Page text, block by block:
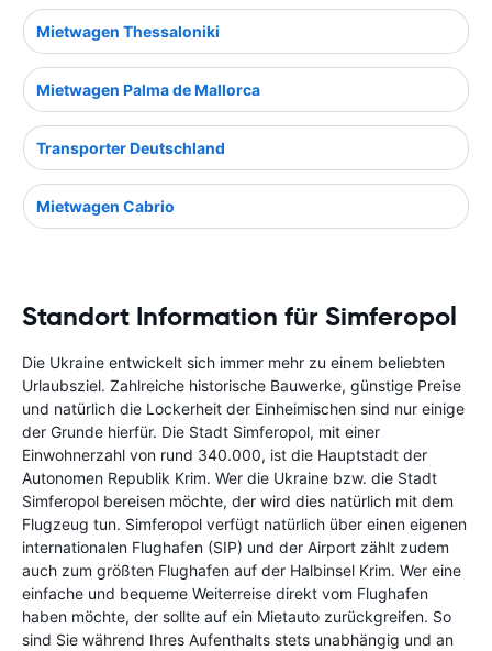
Mietwagen Thessaloniki
Mietwagen Palma de Mallorca
Transporter Deutschland
Mietwagen Cabrio
Standort Information für Simferopol
Die Ukraine entwickelt sich immer mehr zu einem beliebten
Urlaubsziel. Zahlreiche historische Bauwerke, günstige Preise
und natürlich die Lockerheit der Einheimischen sind nur einige
der Grunde hierfür. Die Stadt Simferopol, mit einer
Einwohnerzahl von rund 340.000, ist die Hauptstadt der
Autonomen Republik Krim. Wer die Ukraine bzw. die Stadt
Simferopol bereisen möchte, der wird dies natürlich mit dem
Flugzeug tun. Simferopol verfügt natürlich über einen eigenen
internationalen Flughafen (SIP) und der Airport zählt zudem
auch zum größten Flughafen auf der Halbinsel Krim. Wer eine
einfache und bequeme Weiterreise direkt vom Flughafen
haben möchte, der sollte auf ein Mietauto zurückgreifen. So
sind Sie während Ihres Aufenthalts stets unabhängig und an